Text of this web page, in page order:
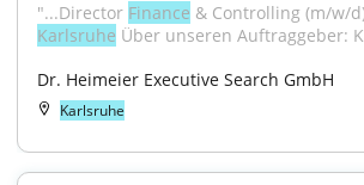
"...Director Finance & Controlling (m/w/
Karlsruhe Über unseren Auftraggeber:
Dr. Heimeier Executive Search GmbH
Karlsruhe